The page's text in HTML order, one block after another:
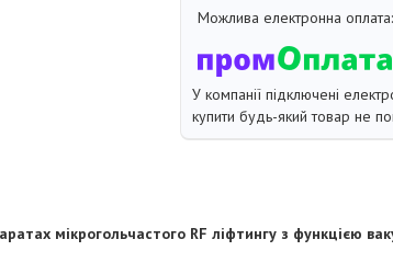
У компанії підключені
купити будь-який товар не
мікрогольчастого RF ліфтингу з функцією